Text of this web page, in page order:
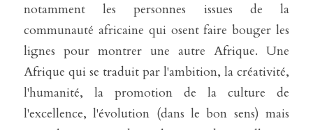
notamment les personnes issues de la
communauté africaine qui osent faire bouger les
lignes pour montrer une autre Afrique. Une
Afrique qui se traduit par l'ambition, la créativité,
l'humanité, la promotion de la culture de
l'excellence, l'évolution (dans le bon sens) mais